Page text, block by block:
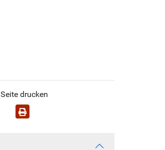
Seite drucken